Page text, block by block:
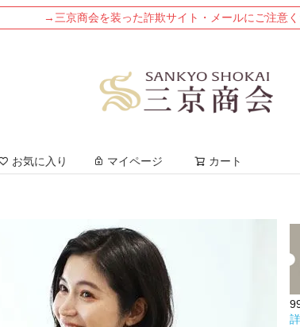
→三京商会を装った詐欺サイト・メールにご注意
お気に入り マイページ カート